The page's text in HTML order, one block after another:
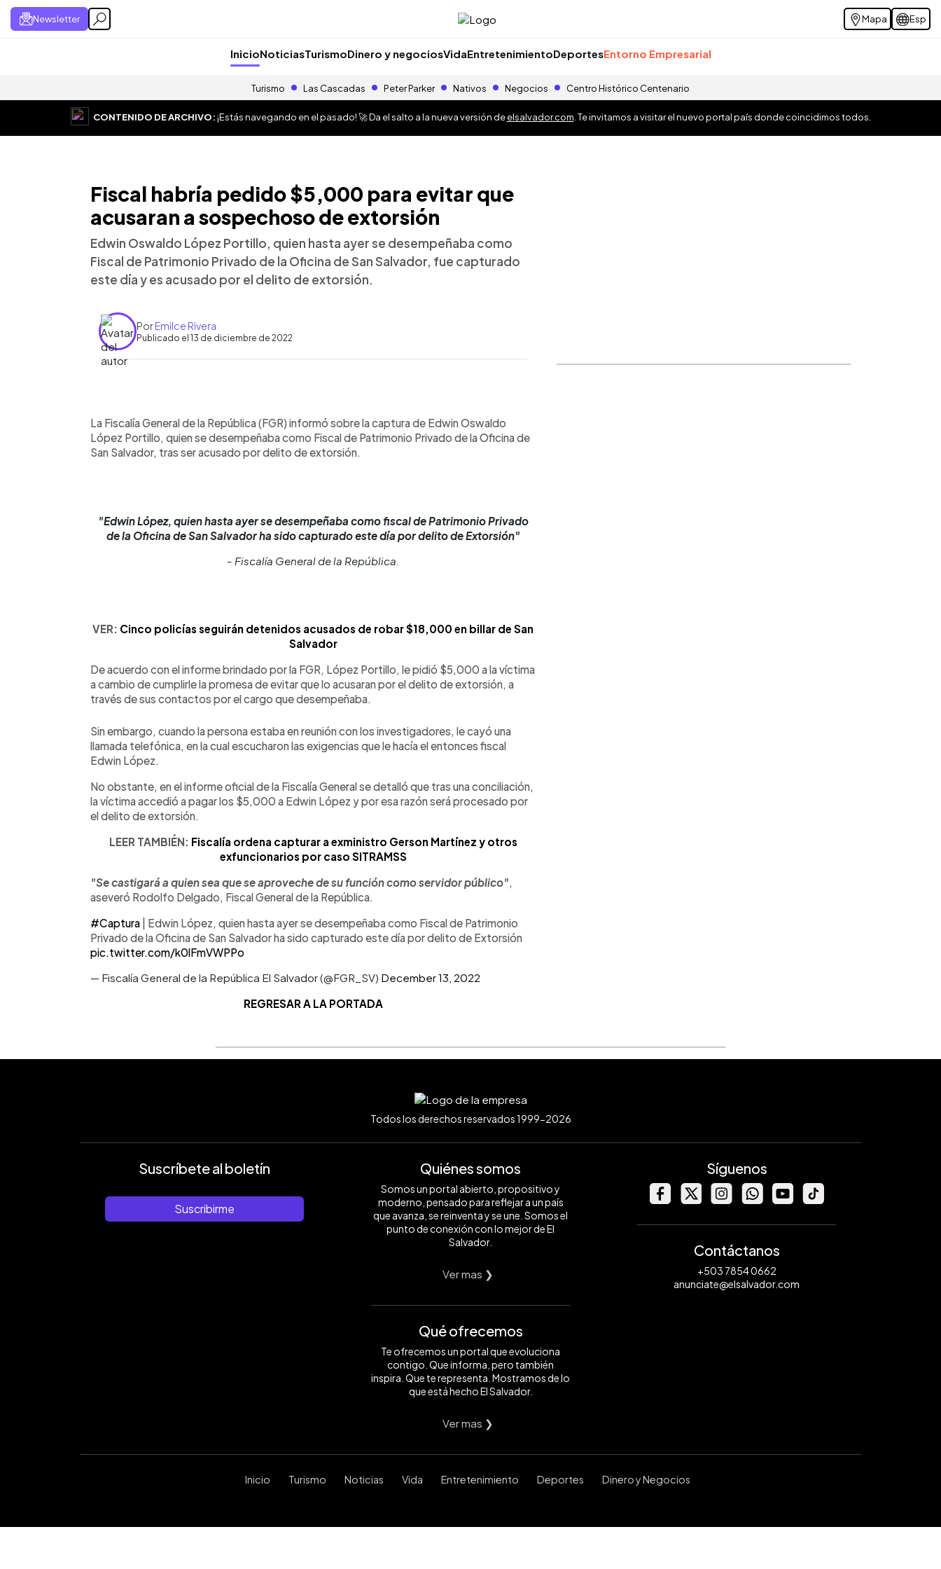
Newsletter Mapa Esp
InicioNoticiasTurismoDinero y negociosVidaEntretenimientoDeportesEntorno Empresarial
Turismo Las Cascadas Peter Parker Nativos Negocios Centro Histórico Centenario
CONTENIDO DE ARCHIVO:¡Estás navegando en el pasado! 🚀 Da el salto a la nueva versión deelsalvador.com . Te invitamos a visitar el nuevo portal país donde coincidimos todos.
Fiscal habría pedido $5,000 para evitar que
acusaran a sospechoso de extorsión
Edwin Oswaldo López Portillo, quien hasta ayer se desempeñaba como
Fiscal de Patrimonio Privado de la Oficina de San Salvador, fue capturado
este día y es acusado por el delito de extorsión.
PorEmilce Rivera
Publicado el 13 de diciembre de 2022
► Escuchar artículo
La Fiscalía General de la República (FGR) informó sobre la captura de Edwin Oswaldo
López Portillo, quien se desempeñaba como Fiscal de Patrimonio Privado de la Oficina de
San Salvador, tras ser acusado por delito de extorsión.
"Edwin López, quien hasta ayer se desempeñaba como fiscal de Patrimonio Privado
de la Oficina de San Salvador ha sido capturado este día por delito de Extorsión"
- Fiscalía General de la República.
VER: Cinco policías seguirán detenidos acusados de robar $18,000 en billar de San
Salvador
De acuerdo con el informe brindado por la FGR, López Portillo, le pidió $5,000 a la víctima
a cambio de cumplirle la promesa de evitar que lo acusaran por el delito de extorsión, a
través de sus contactos por el cargo que desempeñaba.
Sin embargo, cuando la persona estaba en reunión con los investigadores, le cayó una
llamada telefónica, en la cual escucharon las exigencias que le hacía el entonces fiscal
Edwin López.
No obstante, en el informe oficial de la Fiscalía General se detalló que tras una conciliación,
la víctima accedió a pagar los $5,000 a Edwin López y por esa razón será procesado por
el delito de extorsión.
LEER TAMBIÉN: Fiscalía ordena capturar a exministro Gerson Martínez y otros
exfuncionarios por caso SITRAMSS
"Se castigará a quien sea que se aproveche de su función como servidor público"
aseveró Rodolfo Delgado, Fiscal General de la República.
#Captura | Edwin López, quien hasta ayer se desempeñaba como Fiscal de Patrimonio
Privado de la Oficina de San Salvador ha sido capturado este día por delito de Extorsión
pic.twitter.com/k0lFmVWPPo
— Fiscalía General de la República El Salvador (@FGR_SV) December 13, 2022
REGRESAR A LA PORTADA
Todos los derechos reservados 1999-2026
Suscríbete al boletín
Suscribirme
Quiénes somos
Somos un portal abierto, propositivo y
moderno, pensado para reflejar a un país
que avanza, se reinventa y se une. Somos el
punto de conexión con lo mejor de El
Salvador.
Ver mas ❯
Qué ofrecemos
Te ofrecemos un portal que evoluciona
contigo. Que informa, pero también
inspira. Que te representa. Mostramos de lo
que está hecho El Salvador.
Ver mas ❯
Síguenos
Contáctanos
+503 7854 0662
anunciate@elsalvador.com
Inicio Turismo Noticias Vida Entretenimiento Deportes Dinero y Negocios